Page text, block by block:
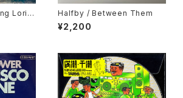
Lorita
You
Halfby / Between Them
¥2,200